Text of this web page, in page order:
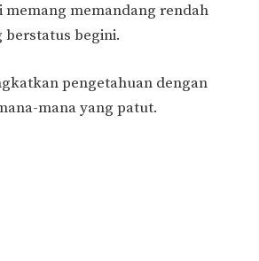
memang memandang rendah
begini.
pengetahuan dengan
mana yang patut.